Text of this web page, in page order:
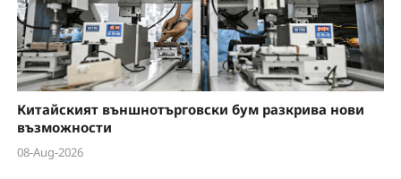
Китайският външнотърговски бум разкрива нови
възможности
08-Aug-2026